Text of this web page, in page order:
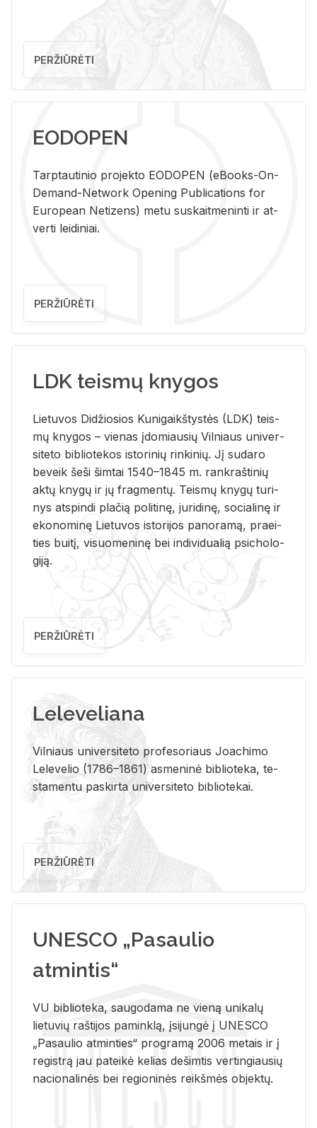
PERŽIŪRĖTI
EODOPEN
Tarp­tau­ti­nio pro­jek­to EO­DO­PEN (eBo­oks-On-
De­mand-Ne­twork Ope­ning Pub­li­ca­tions for
Eu­ro­pe­an Ne­ti­zens) metu su­skait­me­nin­ti ir at­
ver­ti lei­di­niai.
PERŽIŪRĖTI
LDK teismų knygos
Lie­tu­vos Di­džio­sios Ku­ni­gaikš­tys­tės (LDK) teis­
mų kny­gos – vie­nas įdo­miau­sių Vil­niaus uni­ver­
si­te­to bi­b­lio­te­kos is­to­ri­nių rin­ki­nių. Jį su­da­ro
be­veik šeši šim­tai 1540–1845 m. rank­raš­ti­nių
aktų kny­gų ir jų frag­men­tų. Teis­mų kny­gų tu­ri­
nys at­spin­di pla­čią po­li­ti­nę, ju­ri­di­nę, so­cia­li­nę ir
eko­no­mi­nę Lie­tu­vos is­to­ri­jos pa­no­ra­mą, pra­ei­
ties bui­tį, vi­suo­me­ni­nę bei in­di­vi­dua­lią psi­cho­lo­
gi­ją.
PERŽIŪRĖTI
Leleveliana
Vil­niaus uni­ver­si­te­to pro­fe­so­riaus Jo­a­chi­mo
Le­le­ve­lio (1786–1861) as­me­ni­nė bi­b­lio­te­ka, te­
sta­men­tu pa­skir­ta uni­ver­si­te­to bi­b­lio­te­kai.
PERŽIŪRĖTI
UNESCO „Pasaulio
atmintis“
VU biblioteka, saugodama ne vieną unikalų
lietuvių raštijos paminklą, įsijungė į UNESCO
„Pasaulio atminties“ programą 2006 metais ir į
registrą jau pateikė kelias dešimtis vertingiausių
nacionalinės bei regioninės reikšmės objektų.